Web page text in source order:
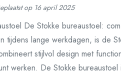
op 16 april 2025
De Stokke bureaustoel:
tijdens lange werkdagen, is de
stijlvol design met
werken. De Stokke bureaustoel